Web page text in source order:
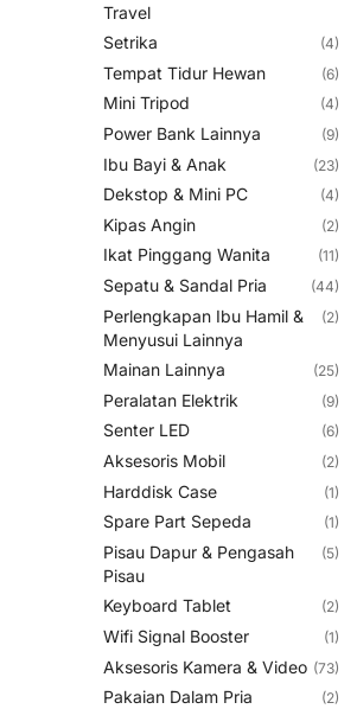
Travel
Setrika (4)
Tempat Tidur Hewan (6)
Mini Tripod (4)
Power Bank Lainnya (9)
Ibu Bayi & Anak (23)
Dekstop & Mini PC (4)
Kipas Angin (2)
Ikat Pinggang Wanita (11)
Sepatu & Sandal Pria (44)
Perlengkapan Ibu Hamil &
Menyusui Lainnya
(2)
Mainan Lainnya (25)
Peralatan Elektrik (9)
Senter LED (6)
Aksesoris Mobil (2)
Harddisk Case (1)
Spare Part Sepeda (1)
Pisau Dapur & Pengasah
Pisau
(5)
Keyboard Tablet (2)
Wifi Signal Booster (1)
Aksesoris Kamera & Video (73)
Pakaian Dalam Pria (2)